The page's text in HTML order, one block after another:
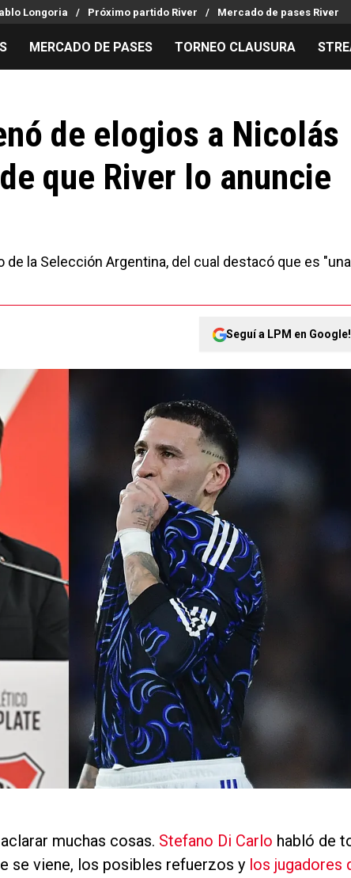
Longoria Próximo partido River Mercado de pases River
Mercado de Pases
Análisis tácticos
Juanfer Quintero
Chacho Coudet
Streaming
Entradas
Hinchas
Los goles de River
MERCADO DE PASES TORNEO CLAUSURA
de elogios a Nicolás
que River lo anuncie
la Selección Argentina, del cual destacó que es
Seguí a LPM en Google!
muchas cosas. Stefano Di Carlo habló de
se viene, los posibles refuerzos y los jugadores